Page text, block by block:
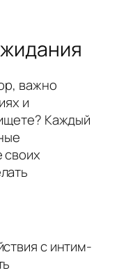
важно
и
Каждый
своих
с интим-